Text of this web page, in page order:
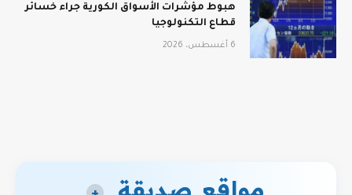
هبوط مؤشرات الأسواق الكورية جراء خسائر
قطاع التكنولوجيا
6 أغسطس، 2026
مواقع صديقة